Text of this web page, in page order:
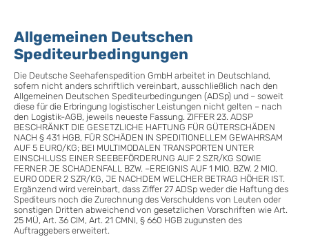
Allgemeinen Deutschen
Spediteurbedingungen
Die Deutsche Seehafenspedition GmbH arbeitet in Deutschland,
sofern nicht anders schriftlich vereinbart, ausschließlich nach den
Allgemeinen Deutschen Spediteurbedingungen (ADSp) und – soweit
diese für die Erbringung logistischer Leistungen nicht gelten – nach
den Logistik-AGB, jeweils neueste Fassung. ZIFFER 23. ADSP
BESCHRÄNKT DIE GESETZLICHE HAFTUNG FÜR GÜTERSCHÄDEN
NACH § 431 HGB, FÜR SCHÄDEN IN SPEDITIONELLEM GEWAHRSAM
AUF 5 EURO/KG; BEI MULTIMODALEN TRANSPORTEN UNTER
EINSCHLUSS EINER SEEBEFÖRDERUNG AUF 2 SZR/KG SOWIE
FERNER JE SCHADENFALL BZW. –EREIGNIS AUF 1 MIO. BZW. 2 MIO.
EURO ODER 2 SZR/KG, JE NACHDEM WELCHER BETRAG HÖHER IST.
Ergänzend wird vereinbart, dass Ziffer 27 ADSp weder die Haftung des
Spediteurs noch die Zurechnung des Verschuldens von Leuten oder
sonstigen Dritten abweichend von gesetzlichen Vorschriften wie Art.
25 MÜ, Art. 36 CIM, Art. 21 CMNI, § 660 HGB zugunsten des
Auftraggebers erweitert.